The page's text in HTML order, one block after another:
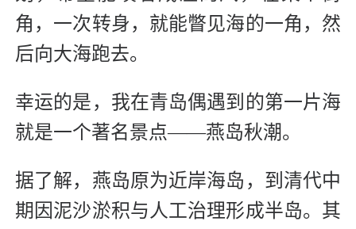
角，一次转身，就能瞥见海的一角，然
后向大海跑去。
幸运的是，我在青岛偶遇到的第一片海
就是一个著名景点——燕岛秋潮。
据了解，燕岛原为近岸海岛，到清代中
期因泥沙淤积与人工治理形成半岛。其